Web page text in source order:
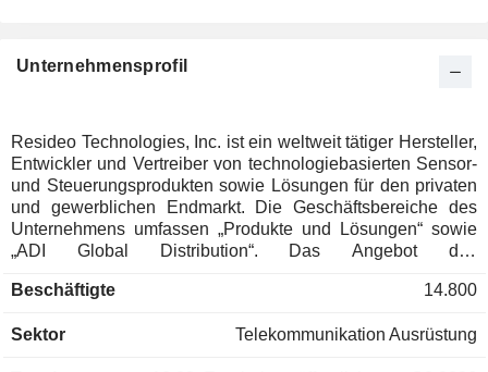
Unternehmensprofil
Resideo Technologies, Inc. ist ein weltweit tätiger Hersteller,
Entwickler und Vertreiber von technologiebasierten Sensor-
und Steuerungsprodukten sowie Lösungen für den privaten
und gewerblichen Endmarkt. Die Geschäftsbereiche des
Unternehmens umfassen „Produkte und Lösungen“ sowie
„ADI Global Distribution“. Das Angebot des
Temperatur- und Feuchtigkeitsregelung, Wasser- und
Rauch- und Kohlenmonoxidmelder, Sicherheitsprodukte für
Beschäftigte 14.800
Sektor Telekommunikation Ausrüstung